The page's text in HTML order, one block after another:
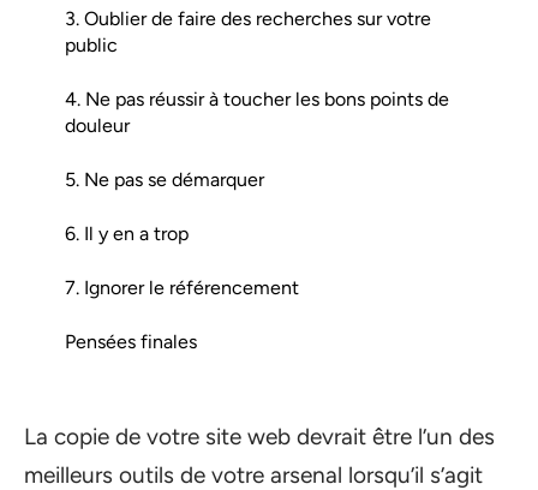
3. Oublier de faire des recherches sur votre
public
4. Ne pas réussir à toucher les bons points de
douleur
5. Ne pas se démarquer
6. Il y en a trop
7. Ignorer le référencement
Pensées finales
La copie de votre site web devrait être l’un des
meilleurs outils de votre arsenal lorsqu’il s’agit